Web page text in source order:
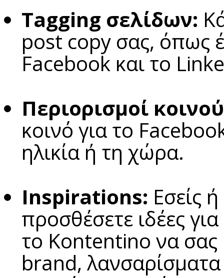
Tagging σελίδων:
post copy σας, όπως
Facebook και το
Περιορισμοί
κοινό για το
ηλικία ή τη χώρα.
Inspirations: Εσείς
προσθέσετε ιδέες
το Kontentino να σας
brand,